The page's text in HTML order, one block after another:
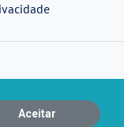
Aceitar